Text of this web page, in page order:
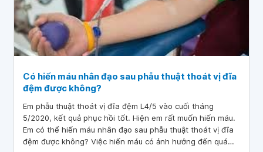
Có hiến máu nhân đạo sau phẫu thuật thoát vị đĩa
đệm được không?
Em phẫu thuật thoát vị đĩa đệm L4/5 vào cuối tháng
5/2020, kết quả phục hồi tốt. Hiện em rất muốn hiến máu.
Em có thể hiến máu nhân đạo sau phẫu thuật thoát vị đĩa
đệm được không? Việc hiến máu có ảnh hưởng đến quá